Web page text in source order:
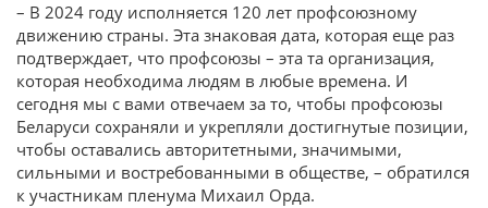
– В 2024 году исполняется 120 лет профсоюзному
движению страны. Эта знаковая дата, которая еще раз
подтверждает, что профсоюзы – эта та организация,
которая необходима людям в любые времена. И
сегодня мы с вами отвечаем за то, чтобы профсоюзы
Беларуси сохраняли и укрепляли достигнутые позиции,
чтобы оставались авторитетными, значимыми,
сильными и востребованными в обществе, – обратился
к участникам пленума Михаил Орда.